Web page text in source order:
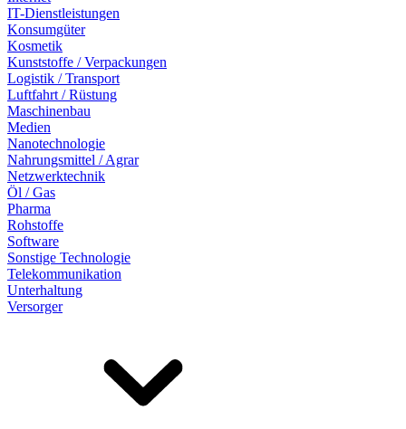
IT-Dienstleistungen
Konsumgüter
Kosmetik
Kunststoffe / Verpackungen
Logistik / Transport
Luftfahrt / Rüstung
Maschinenbau
Medien
Nanotechnologie
Nahrungsmittel / Agrar
Netzwerktechnik
Öl / Gas
Pharma
Rohstoffe
Software
Sonstige Technologie
Telekommunikation
Unterhaltung
Versorger